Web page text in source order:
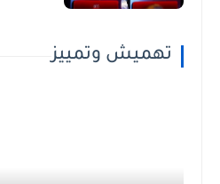
تهميش وتمييز